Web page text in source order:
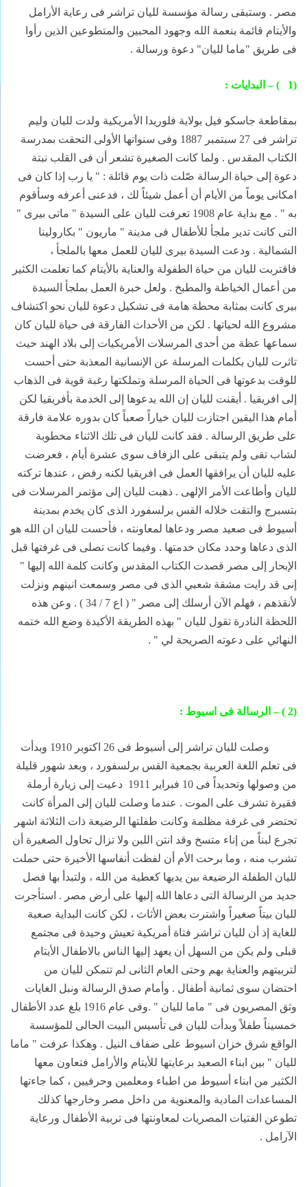
مصر . وستبقى رسالة مؤسسة لليان تراشر فى رعاية الأرامل
والأيتام قائمة بنعمة الله وجهود المحبين والمتطوعين الذين رأوا
فى طريق "ماما لليان" دعوة ورسالة .
(1 ) – البدايات :
بمقاطعة جاسكو فيل بولاية فلوريدا الأمريكية ولدت لليان وليم
تراشر فى 27 سبتمبر 1887 وفى سنواتها الأولى التحقت بمدرسة
الكتاب المقدس . ولما كانت الصغيرة تشعر أن فى القلب نبتة
دعوة إلى حياة الرسالة صّلت ذات يوم قائلة : " يا رب إذا كان فى
امكانى يوماً من الأيام أن أعمل شيئاً لك ، فدعنى أعرفه وسأقوم
به " . مع بداية عام 1908 تعرفت لليان على السيدة " ماتى بيرى "
التى كانت تدير ملجأ للأطفال فى مدينة " ماريون " بكارولينا
الشمالية . ودعت السيدة بيرى لليان للعمل معها بالملجأ ،
فاقتربت لليان من حياة الطفولة والعناية بالأيتام كما تعلمت الكثير
من أعمال الخياطة والمطبخ . ولعل خبرة العمل بملجأ السيدة
بيرى كانت بمثابة محطة هامة فى تشكيل دعوة لليان نحو اكتشاف
مشروع الله لحياتها . لكن من الأحداث الفارقة فى حياة لليان كان
سماعها عظة من أحدى المرسلات الأمريكيات إلى بلاد الهند حيث
تاثرت لليان بكلمات المرسلة عن الإنسانية المعذبة حتى أحست
للوقت بدعوتها فى الحياة المرسلة وتملكتها رغبة قوية فى الذهاب
إلى افريقيا . أيقنت لليان إن الله يدعوها إلى الخدمة بأفريقيا لكن
أمام هذا اليقين اجتازت لليان خياراً صعباً كان بدوره علامة فارقة
على طريق الرسالة . فقد كانت لليان فى تلك الاثناء مخطوبة
لشاب تقى ولم يتبقى على الزفاف سوى عشرة أيام ، فعرضت
عليه لليان أن يرافقها العمل فى افريقيا لكنه رفض ، عندها تركته
لليان وأطاعت الأمر الإلهى . ذهبت لليان إلى مؤتمر المرسلات فى
بتسبرج والتقت خلاله القس برلسفورد الذى كان يخدم بمدينة
أسيوط فى صعيد مصر ودعاها لمعاونته ، فأحست لليان ان الله هو
الذى دعاها وحدد مكان خدمتها . وفيما كانت تصلى فى غرفتها قبل
الإبحار إلى مصر قصدت الكتاب المقدس وكانت كلمة الله إليها "
إنى قد رايت مشقة شعبي الذى فى مصر وسمعت انينهم ونزلت
لأنقذهم ، فهلم الآن أرسلك إلى مصر " ( اع 7 / 34 ) . وعن هذه
اللحظة النادرة تقول لليان " بهذه الطريقة الأكيدة وضع الله ختمه
النهائي على دعوته الصريحة لي " .
(2 ) – الرسالة فى اسيوط :
وصلت لليان تراشر إلى أسيوط فى 26 اكتوبر 1910 وبدأت
فى تعلم اللغة العربية بجمعية القس برلسفورد ، وبعد شهور قليلة
من وصولها وتحديداً فى 10 فبراير 1911
دعيت إلى زيارة أرملة
فقيرة تشرف على الموت . عندما وصلت لليان إلى المرأة كانت
تحتضر فى غرفة مظلمة وكانت طفلتها الرضيعة ذات الثلاثة اشهر
تجرع لبناً من إناء متسخ وقد انتن اللبن ولا تزال تحاول الصغيرة أن
تشرب منه ، وما برحت الأم أن لفظت أنفاسها الأخيرة حتى حملت
لليان الطفلة الرضيعة بين يديها كعطية من الله ، ولتبدأ بها فصل
جديد من الرسالة التى دعاها الله إليها على أرض مصر . استأجرت
لليان بيتاً صغيراً واشترت بعض الأثاث ، لكن كانت البداية صعبة
للغاية إذ أن لليان تراشر فتاة أمريكية تعيش وحيدة فى مجتمع
قبلى ولم يكن من السهل أن يعهد إليها الناس بالاطفال الأيتام
لتربيتهم والعناية بهم وحتى العام الثانى لم تتمكن لليان من
احتضان سوى ثمانية أطفال . وأمام صدق الرسالة ونبل الغايات
وثق المصريون فى " ماما لليان " .وفى عام 1916 بلغ عدد الأطفال
خمسيناً طفلاً وبدأت لليان فى تأسيس البيت الحالى للمؤسسة
الواقع شرق خزان اسيوط على ضفاف النيل . وهكذا عرفت " ماما
لليان " بين ابناء الصعيد برعايتها للأيتام والأرامل فتعاون معها
الكثير من ابناء أسيوط من اطباء ومعلمين وحرفيين ، كما جاءتها
المساعدات المادية والمعنوية من داخل مصر وخارجها كذلك
تطوعن الفتيات المصريات لمعاونتها فى تربية الأطفال ورعاية
الآرامل .